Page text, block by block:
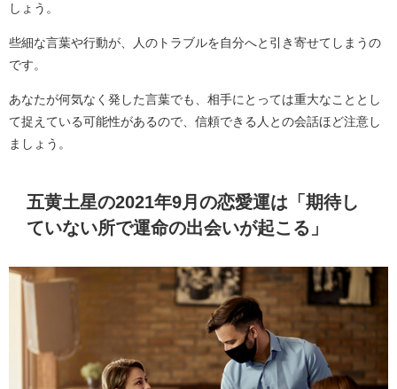
しょう。
些細な言葉や行動が、人のトラブルを自分へと引き寄せてしまうの
です。
あなたが何気なく発した言葉でも、相手にとっては重大なこととし
て捉えている可能性があるので、信頼できる人との会話ほど注意し
ましょう。
五黄土星の2021年9月の恋愛運は「期待し
ていない所で運命の出会いが起こる」